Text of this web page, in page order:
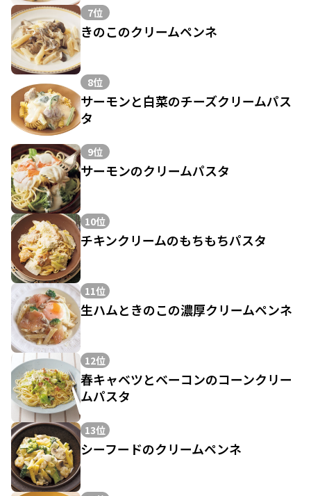
7位
きのこのクリームペンネ
8位
サーモンと白菜のチーズクリームパス
タ
9位
サーモンのクリームパスタ
10位
チキンクリームのもちもちパスタ
11位
生ハムときのこの濃厚クリームペンネ
12位
春キャベツとベーコンのコーンクリー
ムパスタ
13位
シーフードのクリームペンネ